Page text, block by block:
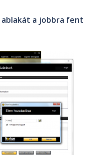
ablakát a jobbra fent